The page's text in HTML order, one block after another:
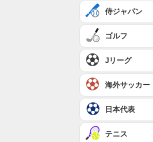
侍ジャパン
ゴルフ
Jリーグ
海外サッカー
日本代表
テニス